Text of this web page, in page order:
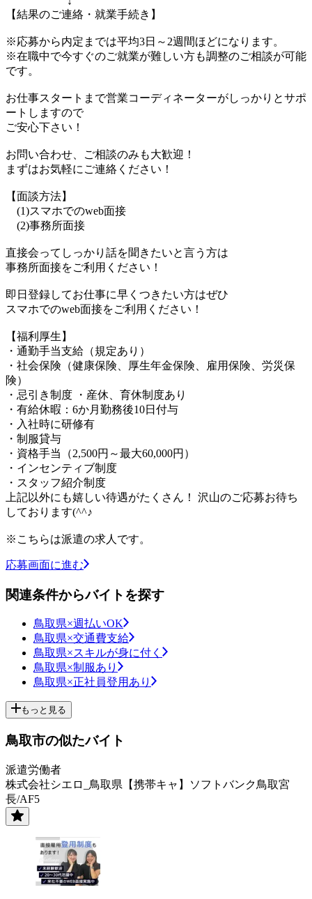
【結果のご連絡・就業手続き】
※応募から内定までは平均3日～2週間ほどになります。
※在職中で今すぐのご就業が難しい方も調整のご相談が可能
です。
お仕事スタートまで営業コーディネーターがしっかりとサポ
ートしますので
ご安心下さい！
お問い合わせ、ご相談のみも大歓迎！
まずはお気軽にご連絡ください！
【面談方法】
(1)スマホでのweb面接
(2)事務所面接
直接会ってしっかり話を聞きたいと言う方は
事務所面接をご利用ください！
即日登録してお仕事に早くつきたい方はぜひ
スマホでのweb面接をご利用ください！
【福利厚生】
・通勤手当支給（規定あり）
・社会保険（健康保険、厚生年金保険、雇用保険、労災保
険）
・忌引き制度 ・産休、育休制度あり
・有給休暇：6か月勤務後10日付与
・入社時に研修有
・制服貸与
・資格手当（2,500円～最大60,000円）
・インセンティブ制度
・スタッフ紹介制度
上記以外にも嬉しい待遇がたくさん！ 沢山のご応募お待ち
しております(^^♪
※こちらは派遣の求人です。
応募画面に進む
関連条件からバイトを探す
鳥取県×週払いOK
鳥取県×交通費支給
鳥取県×スキルが身に付く
鳥取県×制服あり
鳥取県×正社員登用あり
もっと見る
鳥取市の似たバイト
派遣労働者
株式会社シエロ_鳥取県【携帯キャ】ソフトバンク鳥取宮
長/AF5